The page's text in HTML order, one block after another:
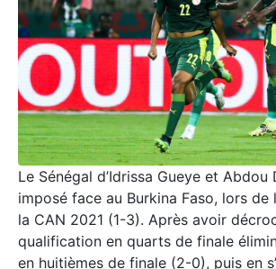
Le Sénégal d’Idrissa Gueye et Abdou
imposé face au Burkina Faso, lors
la CAN 2021 (1-3). Après avoir
qualification en quarts de finale
en huitièmes de finale (2-0), puis en